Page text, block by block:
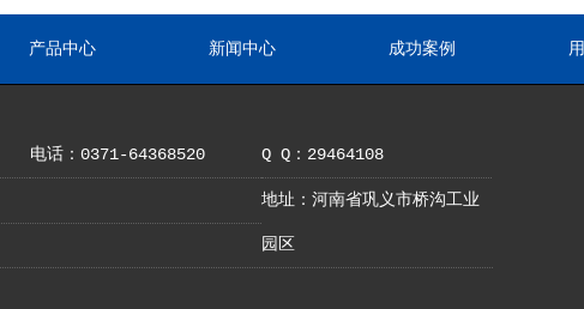
产品中心 新闻中心 成功案例
电话：0371-64368520 Q Q：29464108
地址：河南省巩义市桥沟工业
园区